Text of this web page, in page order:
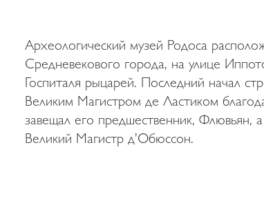
Археологический музей Родоса
Средневекового города, на улице
Госпиталя рыцарей. Последний начал
Великим Магистром де Ластиком
завещал его предшественник, Флювьян,
Великий Магистр д’Обюссон.